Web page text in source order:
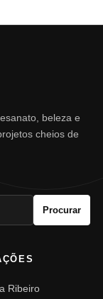
beleza e
cheios de
Procurar
Ribeiro